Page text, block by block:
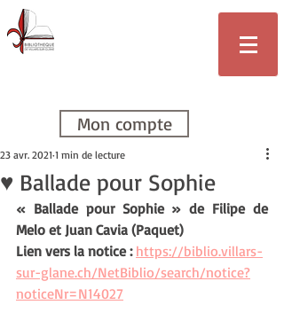
Mon compte
♥ Ballade pour Sophie
23 avr. 2021 1 min de lecture
« Ballade pour Sophie » de Filipe de
Melo et Juan Cavia (Paquet)
Lien vers la notice : https://biblio.villars-
sur-glane.ch/NetBiblio/search/notice?
noticeNr=N14027